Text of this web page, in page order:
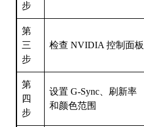
步
第
三
步
检查 NVIDIA 控制面板
第
四
步
设置 G-Sync、刷新率
和颜色范围